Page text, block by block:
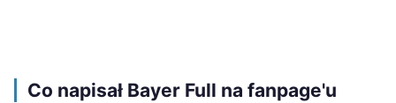
Co napisał Bayer Full na fanpage'u